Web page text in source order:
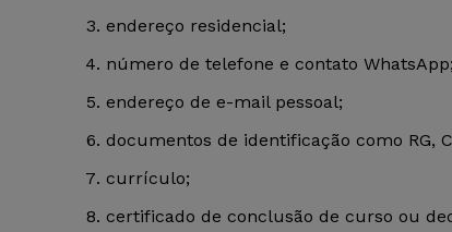
endereço residencial;
número de telefone e contato WhatsApp;
endereço de e-mail pessoal;
documentos de identificação como RG,
currículo;
certificado de conclusão de curso ou